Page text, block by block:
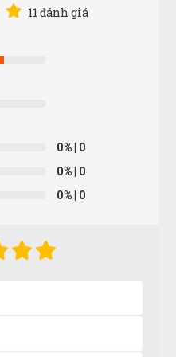
11 đánh giá
0%| 0
0%| 0
0%| 0
dịch vụ chỗ này